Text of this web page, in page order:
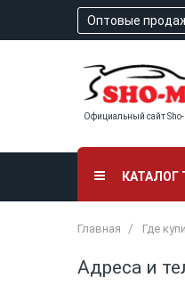
Оптовые
Официальный сайт
КАТАЛОГ
Главная Где
Адреса и